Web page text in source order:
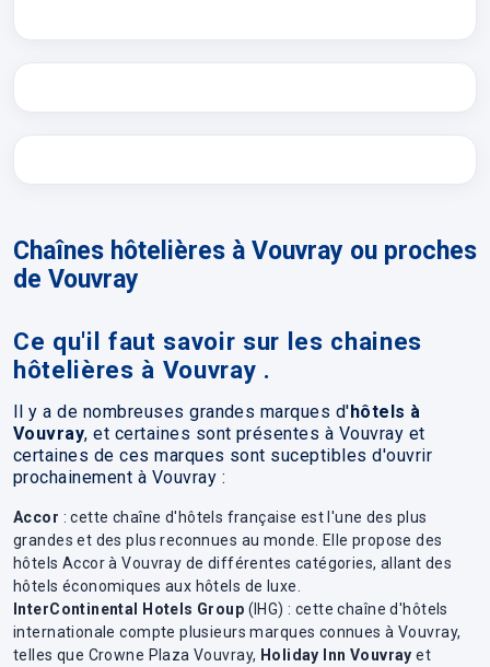
Chaînes hôtelières à Vouvray ou proches
de Vouvray
Ce qu'il faut savoir sur les chaines
hôtelières à Vouvray .
Il y a de nombreuses grandes marques d'hôtels à
Vouvray, et certaines sont présentes à Vouvray et
certaines de ces marques sont suceptibles d'ouvrir
prochainement à Vouvray :
Accor : cette chaîne d'hôtels française est l'une des plus
grandes et des plus reconnues au monde. Elle propose des
hôtels Accor à Vouvray de différentes catégories, allant des
hôtels économiques aux hôtels de luxe.
InterContinental Hotels Group (IHG) : cette chaîne d'hôtels
internationale compte plusieurs marques connues à Vouvray,
telles que Crowne Plaza Vouvray, Holiday Inn Vouvray et